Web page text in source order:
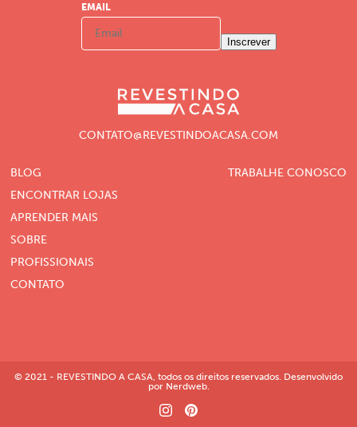
EMAIL
Inscrever
CONTATO@REVESTINDOACASA.COM
BLOG
ENCONTRAR LOJAS
APRENDER MAIS
SOBRE
PROFISSIONAIS
CONTATO
TRABALHE CONOSCO
© 2021 - REVESTINDO A CASA, todos os direitos reservados. Desenvolvido
por Nerdweb.